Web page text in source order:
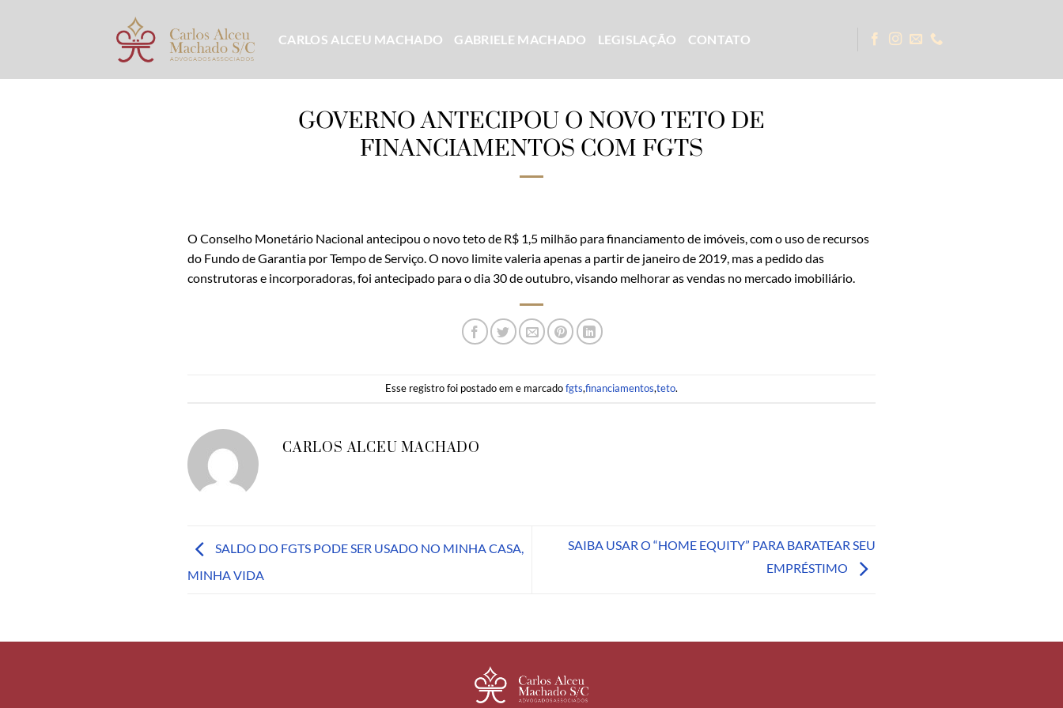
CARLOS ALCEU MACHADO GABRIELE MACHADO LEGISLAÇÃO CONTATO
GOVERNO ANTECIPOU O NOVO TETO DE
FINANCIAMENTOS COM FGTS
O Conselho Monetário Nacional antecipou o novo teto de R$ 1,5 milhão para financiamento de imóveis, com o uso de recursos
do Fundo de Garantia por Tempo de Serviço. O novo limite valeria apenas a partir de janeiro de 2019, mas a pedido das
construtoras e incorporadoras, foi antecipado para o dia 30 de outubro, visando melhorar as vendas no mercado imobiliário.
Esse registro foi postado em e marcadofgts,financiamentos,teto.
CARLOS ALCEU MACHADO
SALDO DO FGTS PODE SER USADO NO MINHA CASA,
MINHA VIDA
SAIBA USAR O “HOME EQUITY” PARA BARATEAR SEU
EMPRÉSTIMO